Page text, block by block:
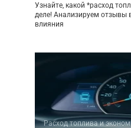
Узнайте, какой *расход
деле! Анализируем отзывы
влияния
Расход топлива и